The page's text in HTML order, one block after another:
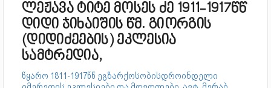
ლეჟავა ტიტე მოსეს ძე 1911-1917წწ
დიდი ჯიხაიშის წმ. გიორგის
(დიდიძეების) ეკლესია
სამტრედია,
წყარო 1811-1917წწ ეგზარქოსობისდროინდელი